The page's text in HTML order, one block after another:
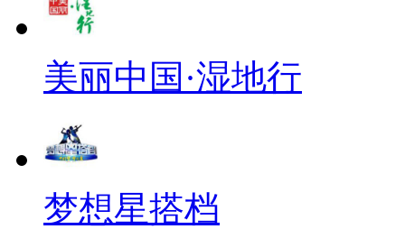
美丽中国·湿地行
梦想星搭档